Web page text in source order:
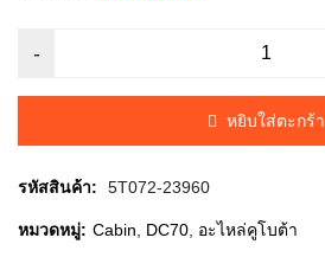
Original
price
was:
฿35.00.
Current
price
is:
฿30.00.
หยิบใส่ตะกร้า
รหัสสินค้า: 5T072-23960
หมวดหมู่: Cabin DC70 อะไหล่คูโบต้า